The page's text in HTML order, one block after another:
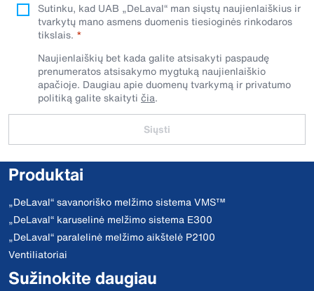
Sutinku, kad UAB „DeLaval“ man siųstų naujienlaiškius ir
tvarkytų mano asmens duomenis tiesioginės rinkodaros
tikslais.
Naujienlaiškių bet kada galite atsisakyti paspaudę
prenumeratos atsisakymo mygtuką naujienlaiškio
apačioje. Daugiau apie duomenų tvarkymą ir privatumo
politiką galite skaityti čia.
Siųsti
Produktai
„DeLaval“ savanoriško melžimo sistema VMS™
„DeLaval“ karuselinė melžimo sistema E300
„DeLaval“ paralelinė melžimo aikštelė P2100
Ventiliatoriai
Sužinokite daugiau